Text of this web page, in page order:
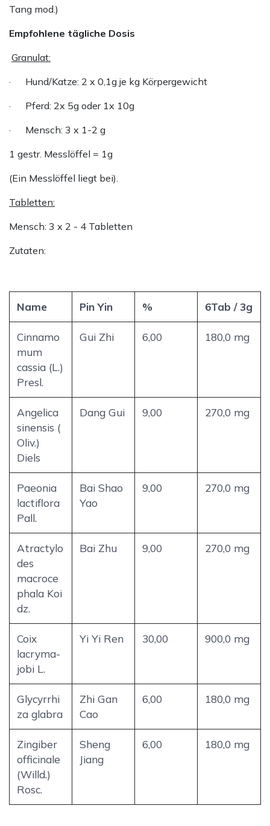
Tang mod.)
Empfohlene tägliche Dosis
Granulat:
· Hund/Katze: 2 x 0,1g je kg Körpergewicht
· Pferd: 2x 5g oder 1x 10g
· Mensch: 3 x 1-2 g
1 gestr. Messlöffel = 1g
(Ein Messlöffel liegt bei).
Tabletten:
Mensch: 3 x 2 - 4 Tabletten
Zutaten:
Name Pin Yin % 6Tab / 3g
Cinnamo
mum
cassia (L.)
Presl.
Gui Zhi 6,00 180,0 mg
Angelica
sinensis (
Oliv.)
Diels
Dang Gui 9,00 270,0 mg
Paeonia
lactiflora
Pall.
Bai Shao
Yao
9,00 270,0 mg
Atractylo
des
macroce
phala Koi
dz.
Bai Zhu 9,00 270,0 mg
Coix
lacryma-
jobi L.
Yi Yi Ren 30,00 900,0 mg
Glycyrrhi
za glabra
Zhi Gan
Cao
6,00 180,0 mg
Zingiber
officinale
(Willd.)
Rosc.
Sheng
Jiang
6,00 180,0 mg